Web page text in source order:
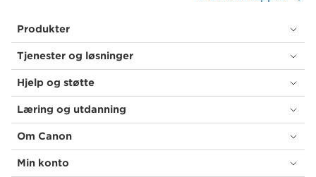
Produkter
Tjenester og løsninger
Hjelp og støtte
Læring og utdanning
Om Canon
Min konto